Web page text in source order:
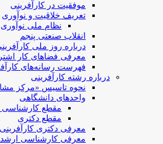
موفقیت در کارآفرینی
تعریف خلاقیت و نوآوری
نظام ملی نوآوری
انقلاب صنعتی پنجم
درباره روز ملی
معرفی فضاهای کار
فهرست رسانه‌های
درباره رشته کارآفرینی
نحوه تاسیس «مرکز
واحدهای دانشگاهی
مقطع کارشناسی
مقطع دکتری
معرفی دکتری کارآفرینی
معرفی کارشناسی ارشد